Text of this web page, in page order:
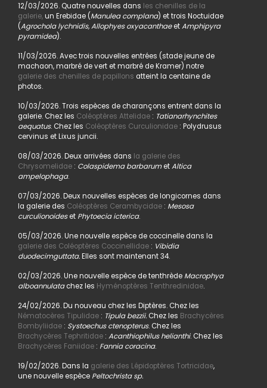
12/03/2026. Quatre nouvelles dans les chenilles de la
galerie,un Erebidae (Manulea complana) et trois Noctuidae
(Agrochola lychnidis, Allophyes oxyacanthaeetAmphipyra
pyramidea).
11/03/2026. Avec trois nouvelles entrées (stade jeune de
machaon, marbré de vert et marbré de Kramer) notre
galerie des chenilles de papillons atteint la centaine de
photos.
10/03/2026. Trois espèces de charançons entrent dans la
galerie. Chez les Coléoptères Attelidae: Tatianarhynchites
aequatus. Chez les Coléoptères Curculionidae: Polydrusus
cervinus et Lixus juncii.
08/03/2026. Deux arrivées dans la galerie des
Chrysomelidae: Colaspidema barbarumetAltica
ampelophaga.
07/03/2026. Deux nouvelles espèces de longicornes dans
la galerie des Coléoptères Cerambycidae: Mesosa
curculionoideset Phytoecia icterica.
05/03/2026. Une nouvelle espèce de coccinelle dans la
galerie des Coléoptères Coccinellidae: Vibidia
duodecimguttata.Elles sont maintenant 34.
02/03/2026. Une nouvelle espèce de tenthrède Macrophya
alboannulatachez les Hyménoptères Tenthredinidae.
24/02/2026. Du nouveau chez les Diptères. Chez les
Nématocères Tipulidae: Tipula bezzii. Chez les Brachycères
Bombyliidae: Systoechus ctenopterus. Chez les
Brachycères Tephritidae: Acanthiophilus helianthi. Chez les
Brachycères Faniidae: Fannia coracina.
19/02/2026. Dans la galerie des Lépidoptères Tortricidae,
une nouvelle espèce Peltochrista sp.